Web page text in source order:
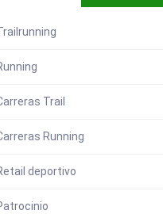
Trail
Running
deportivo